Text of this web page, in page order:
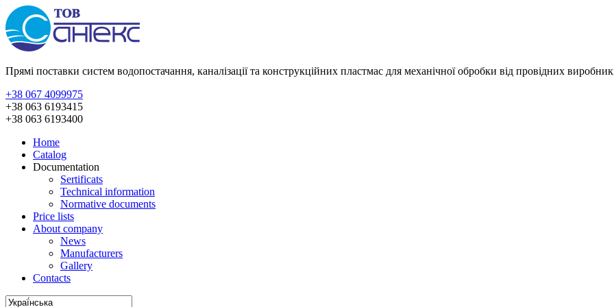
Прямі поставки систем водопостачання, каналізації та конструкційних пластмас для механічної обробки від провідних
+38 067 4099975
+38 063 6193415
+38 063 6193400
Home
Catalog
Documentation
Sertificats
Technical information
Normative documents
Price lists
About company
News
Manufacturers
Gallery
Contacts